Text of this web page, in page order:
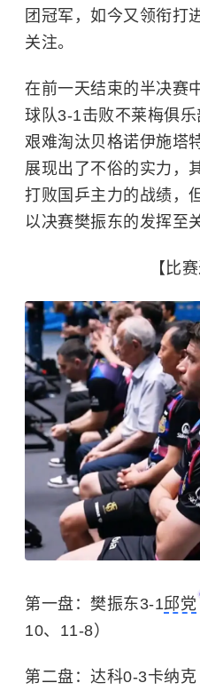
团冠军，如今又领衔打
关注。
在前一天结束的半决赛
球队3-1击败不莱梅俱
艰难淘汰贝格诺伊施塔
展现出了不俗的实力，
打败国乒主力的战绩，
以决赛樊振东的发挥至
【比
第一盘：樊振东3-1邱党
10、11-8）
第二盘：达科0-3卡纳